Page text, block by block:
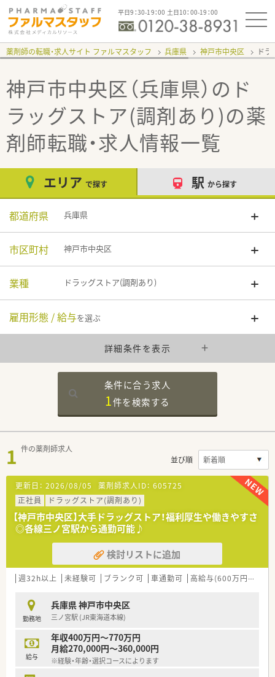
平日9：30-19：00 土日10：00-19：00
薬剤師の転職・求人サイト ファルマスタッフ 兵庫県 神戸市中央区 ド
神戸市中央区（兵庫県）のド
ラッグストア(調剤あり)の薬
剤師転職・求人情報一覧
エリア で探す 駅 から探す
都道府県 兵庫県
市区町村 神戸市中央区
業種 ドラッグストア(調剤あり)
雇用形態 / 給与を選ぶ
詳細条件を表示
条件に合う求人
1件を検索する
1 件の薬剤師求人
並び順
更新日： 2026/08/05 薬剤師求人ID： 605725
正社員
ドラッグストア(調剤あり)
【神戸市中央区】大手ドラッグストア！福利厚生や働きやすさ
◎各線三ノ宮駅から通勤可能♪
検討リストに追加
週32h以上 未経験可 ブランク可 車通勤可 高給与(600万円以上)
勤務地
兵庫県 神戸市中央区
三ノ宮駅 (JR東海道本線)
給与
年収400万円～770万円
月給270,000円～360,000円
※経験・年齢・選択コースによります